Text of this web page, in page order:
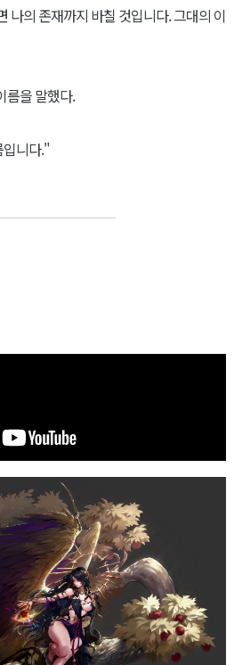
나의 존재까지 바칠 것입니다. 그대의 이
름을 말했다.
니다."